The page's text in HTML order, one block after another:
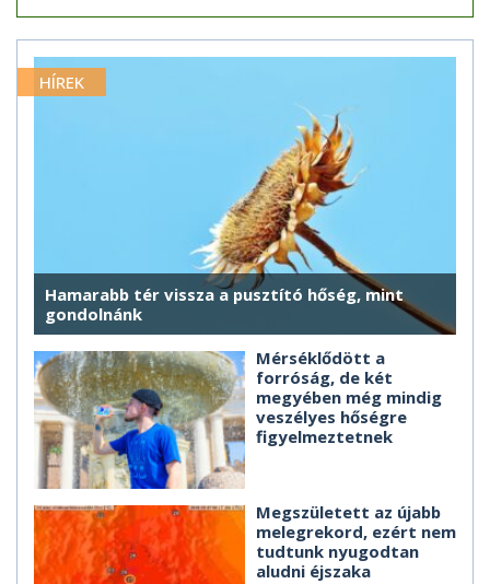
HÍREK
Hamarabb tér vissza a pusztító hőség, mint
gondolnánk
Mérséklődött a
forróság, de két
megyében még mindig
veszélyes hőségre
figyelmeztetnek
Megszületett az újabb
melegrekord, ezért nem
tudtunk nyugodtan
aludni éjszaka